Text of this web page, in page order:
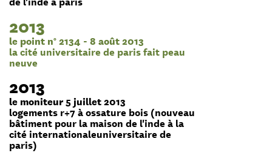
2013
le point n° 2134 - 8 août 2013
la cité universitaire de paris fait peau
neuve
2013
le moniteur 5 juillet 2013
logements r+7 à ossature bois (nouveau
bâtiment pour la maison de l'inde à la
cité internationaleuniversitaire de
paris)